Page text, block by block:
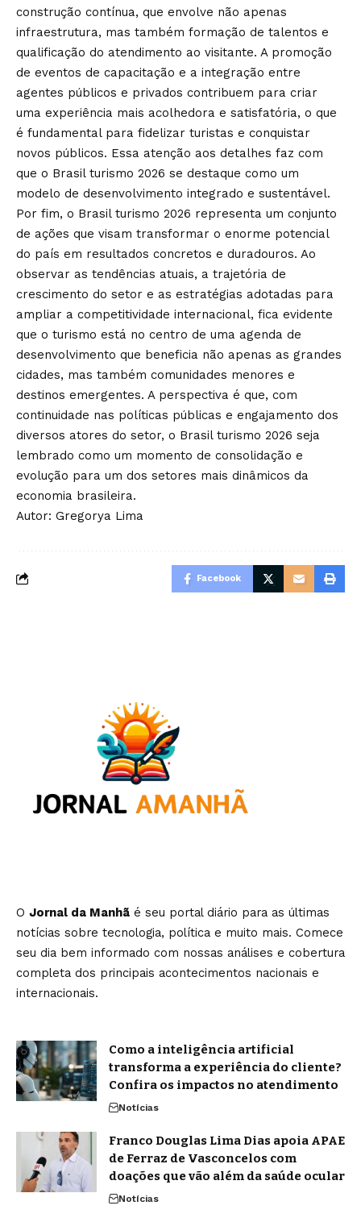
construção contínua, que envolve não apenas
infraestrutura, mas também formação de talentos e
qualificação do atendimento ao visitante. A promoção
de eventos de capacitação e a integração entre
agentes públicos e privados contribuem para criar
uma experiência mais acolhedora e satisfatória, o que
é fundamental para fidelizar turistas e conquistar
novos públicos. Essa atenção aos detalhes faz com
que o Brasil turismo 2026 se destaque como um
modelo de desenvolvimento integrado e sustentável.
Por fim, o Brasil turismo 2026 representa um conjunto
de ações que visam transformar o enorme potencial
do país em resultados concretos e duradouros. Ao
observar as tendências atuais, a trajetória de
crescimento do setor e as estratégias adotadas para
ampliar a competitividade internacional, fica evidente
que o turismo está no centro de uma agenda de
desenvolvimento que beneficia não apenas as grandes
cidades, mas também comunidades menores e
destinos emergentes. A perspectiva é que, com
continuidade nas políticas públicas e engajamento dos
diversos atores do setor, o Brasil turismo 2026 seja
lembrado como um momento de consolidação e
evolução para um dos setores mais dinâmicos da
economia brasileira.
Autor: Gregorya Lima
Facebook
O Jornal da Manhã é seu portal diário para as últimas
notícias sobre tecnologia, política e muito mais. Comece
seu dia bem informado com nossas análises e cobertura
completa dos principais acontecimentos nacionais e
internacionais.
Como a inteligência artificial
transforma a experiência do cliente?
Confira os impactos no atendimento
Notícias
Franco Douglas Lima Dias apoia APAE
de Ferraz de Vasconcelos com
doações que vão além da saúde ocular
Notícias